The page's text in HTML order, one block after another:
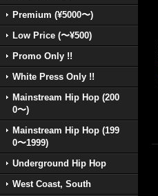
Premium (¥5000〜)
Low Price (〜¥500)
Promo Only !!
White Press Only !!
Mainstream Hip Hop (200
0〜)
Mainstream Hip Hop (199
0〜1999)
Underground Hip Hop
West Coast, South